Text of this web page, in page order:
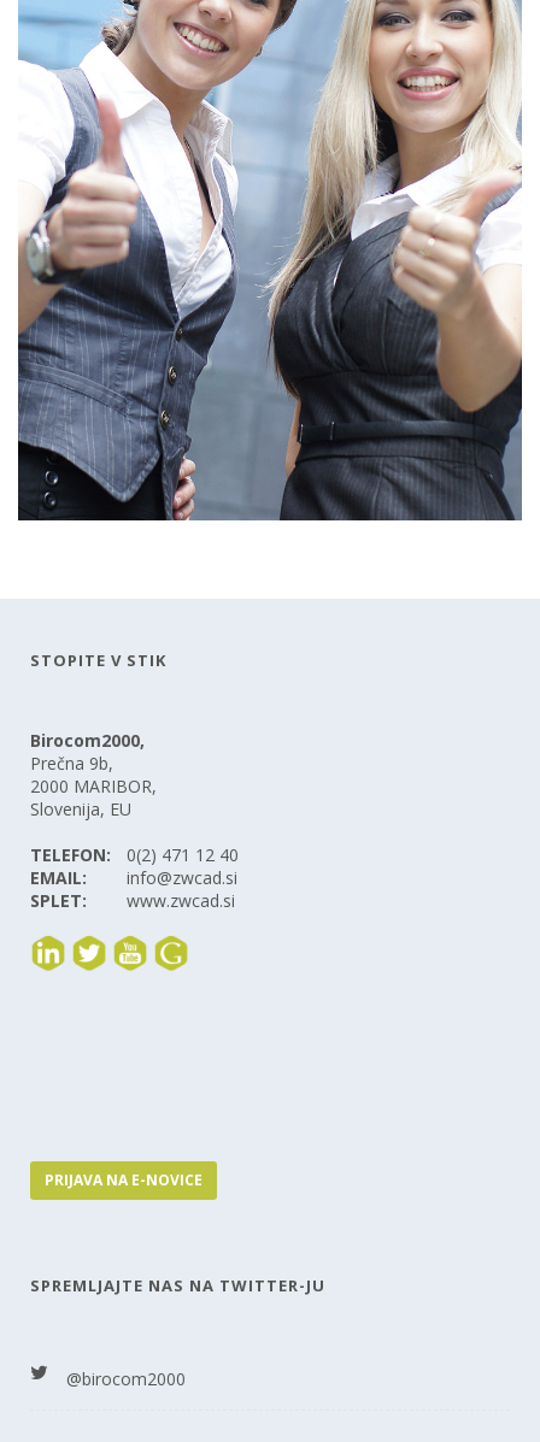
STOPITE V STIK
Birocom2000,
Prečna 9b,
2000 MARIBOR,
Slovenija, EU
TELEFON:
0(2) 471 12 40
EMAIL:
info@zwcad.si
SPLET:
www.zwcad.si
PRIJAVA NA E-NOVICE
SPREMLJAJTE NAS NA TWITTER-JU
@birocom2000